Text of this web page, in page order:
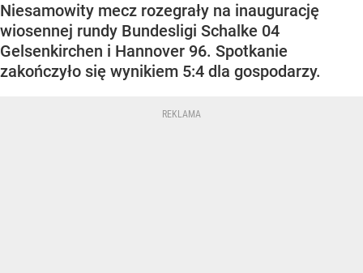
Niesamowity mecz rozegrały na inaugurację
wiosennej rundy Bundesligi Schalke 04
Gelsenkirchen i Hannover 96. Spotkanie
zakończyło się wynikiem 5:4 dla gospodarzy.